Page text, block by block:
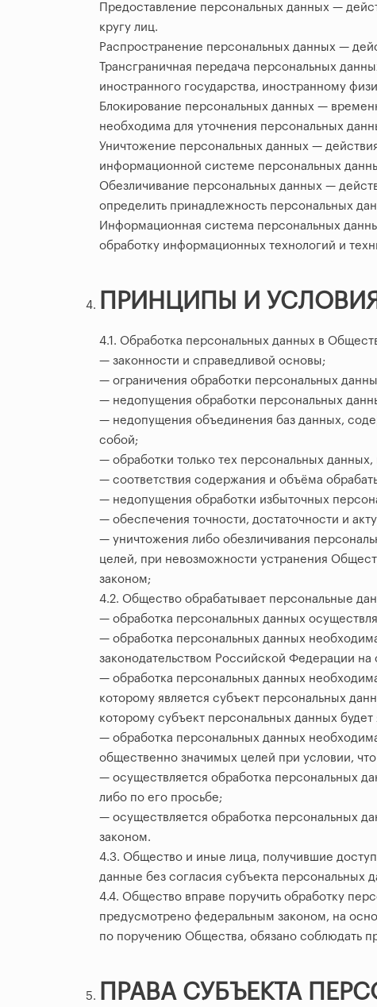
Предоставление персональных данных —
кругу лиц.
Распространение персональных данных —
Трансграничная передача персональных
иностранного государства, иностранному
Блокирование персональных данных —
необходима для уточнения персональных
Уничтожение персональных данных —
информационной системе персональных
Обезличивание персональных данных —
определить принадлежность персональных
Информационная система персональных
обработку информационных технологий и
ПРИНЦИПЫ И
4.1. Обработка персональных данных в
— законности и справедливой основы;
— ограничения обработки персональных
— недопущения обработки персональных
— недопущения объединения баз данных,
собой;
— обработки только тех персональных
— соответствия содержания и объёма
— недопущения обработки избыточных
— обеспечения точности, достаточности и
— уничтожения либо обезличивания
целей, при невозможности устранения
законом;
4.2. Общество обрабатывает персональные
— обработка персональных данных
— обработка персональных данных
законодательством Российской Федерации
— обработка персональных данных
которому является субъект персональных
которому субъект персональных данных
— обработка персональных данных
общественно значимых целей при условии,
— осуществляется обработка персональных
либо по его просьбе;
— осуществляется обработка персональных
законом.
4.3. Общество и иные лица, получившие
данные без согласия субъекта
4.4. Общество вправе поручить обработку
предусмотрено федеральным законом, на
по поручению Общества, обязано соблюдать
ПРАВА СУБЪЕКТА